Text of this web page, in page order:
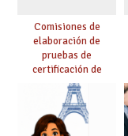
Comisiones de
elaboración de
pruebas de
certificación de
competencia
lingüística: publicada
resolución definitiva